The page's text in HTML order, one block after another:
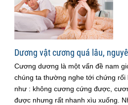
Dương vật cương quá lâu,
Cương dương là một vấn đề nam
chúng ta thường nghe tới chứng
như : không cương cứng được,
được nhưng rất nhanh xìu xuống.